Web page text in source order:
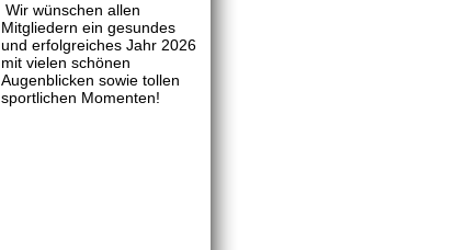
Wir wünschen allen
Mitgliedern ein gesundes
und erfolgreiches Jahr 2026
mit vielen schönen
Augenblicken sowie tollen
sportlichen Momenten!